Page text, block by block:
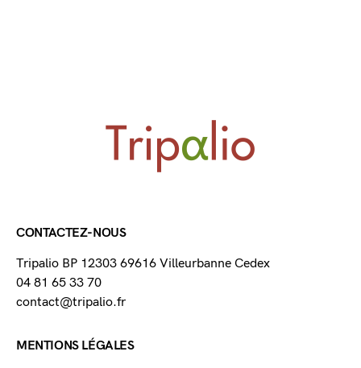
CONTACTEZ-NOUS
Tripalio BP 12303 69616 Villeurbanne Cedex
04 81 65 33 70
contact@tripalio.fr
MENTIONS LÉGALES